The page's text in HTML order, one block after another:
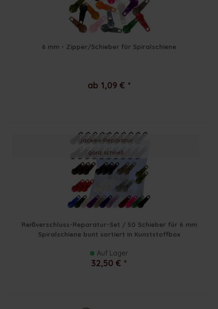
6 mm - Zipper/Schieber für Spiralschiene
ab 1,09 € *
Jacken-Reparatur
ganz schnell
Reißverschluss-Reparatur-Set / 50 Schieber für 6 mm
Spiralschiene bunt sortiert in Kunststoffbox
Auf Lager
32,50 € *